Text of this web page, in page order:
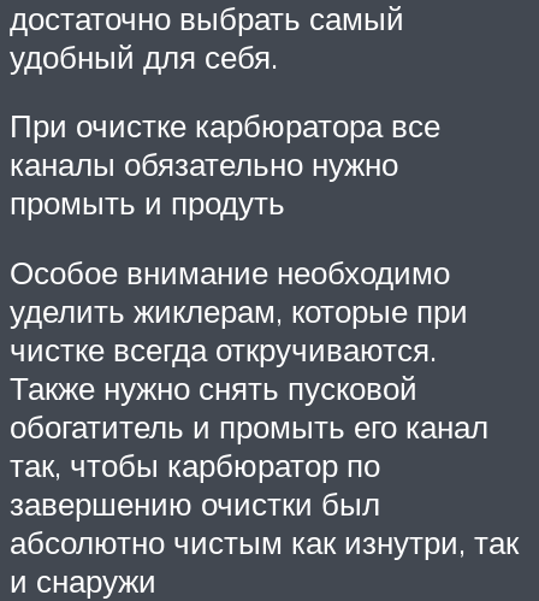
достаточно выбрать самый
удобный для себя.
При очистке карбюратора все
каналы обязательно нужно
промыть и продуть
Особое внимание необходимо
уделить жиклерам, которые при
чистке всегда откручиваются.
Также нужно снять пусковой
обогатитель и промыть его канал
так, чтобы карбюратор по
завершению очистки был
абсолютно чистым как изнутри, так
и снаружи